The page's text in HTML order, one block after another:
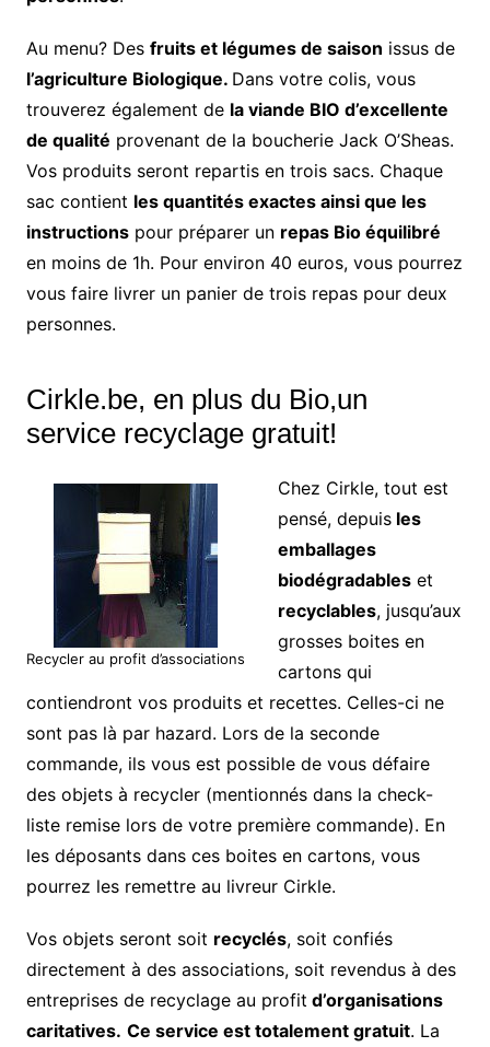
Au menu? Des fruits et légumes de saison issus de
l’agriculture Biologique. Dans votre colis, vous
trouverez également de la viande BIO d’excellente
de qualité provenant de la boucherie Jack O’Sheas.
Vos produits seront repartis en trois sacs. Chaque
sac contient les quantités exactes ainsi que les
instructionspour préparer un repas Bio équilibré
en moins de 1h. Pour environ 40 euros, vous pourrez
vous faire livrer un panier de trois repas pour deux
personnes.
Cirkle.be, en plus du Bio,un
service recyclage gratuit!
Recycler au profit d’associations
Chez Cirkle, tout est
pensé, depuisles
emballages
biodégradableset
recyclables, jusqu’aux
grosses boites en
cartons qui
contiendront vos produits et recettes. Celles-ci ne
sont pas là par hazard. Lors de la seconde
commande, ils vous est possible de vous défaire
des objets à recycler (mentionnés dans la check-
liste remise lors de votre première commande). En
les déposants dans ces boites en cartons, vous
pourrez les remettre au livreur Cirkle.
Vos objets seront soit recyclés, soit confiés
directement à des associations, soit revendus à des
entreprises de recyclage au profit d’organisations
caritatives. Ce service est totalement gratuit. La